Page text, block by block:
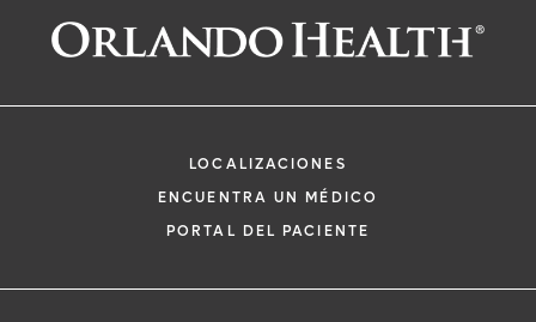
LOCALIZACIONES
ENCUENTRA UN MÉDICO
PORTAL DEL PACIENTE